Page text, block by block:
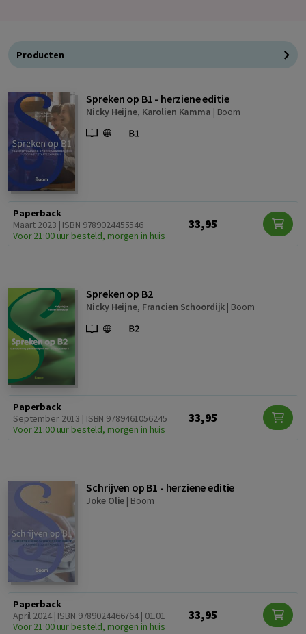
Producten
Spreken op B1 - herziene editie
Nicky Heijne, Karolien Kamma | Boom
Paperback
Maart 2023 | ISBN 9789024455546
Voor 21:00 uur besteld, morgen in huis
33,95
Spreken op B2
Nicky Heijne, Francien Schoordijk | Boom
Paperback
September 2013 | ISBN 9789461056245
Voor 21:00 uur besteld, morgen in huis
33,95
Schrijven op B1 - herziene editie
Joke Olie | Boom
Paperback
April 2024 | ISBN 9789024466764 | 01.01
Voor 21:00 uur besteld, morgen in huis
33,95